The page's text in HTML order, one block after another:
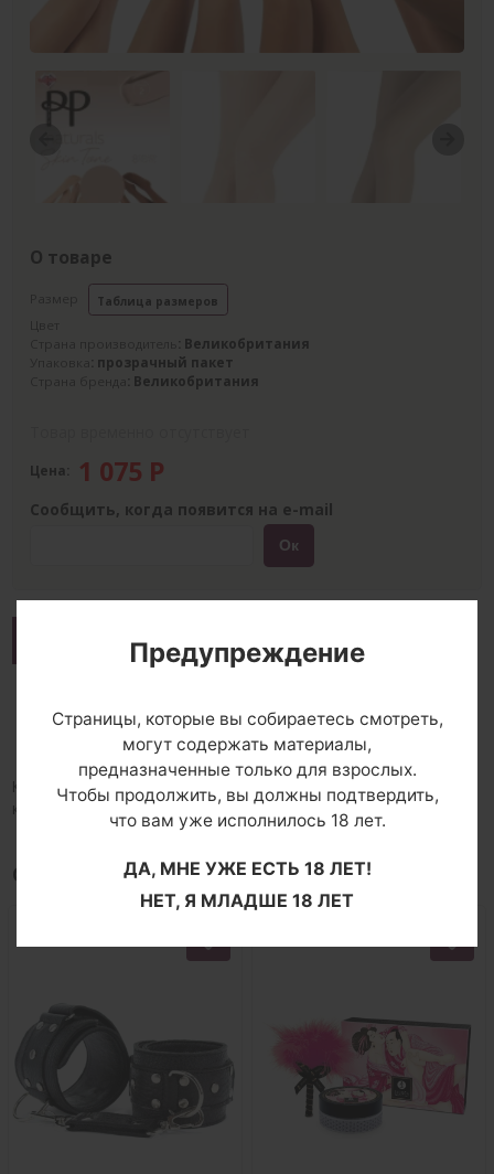
Previous Next
О товаре
Таблица размеров
: Великобритания
: прозрачный пакет
: Великобритания
Цена: 1 075 Р
Сообщить, когда появится на e-mail
Комментарии
Колготки, повторяющие тон кожи разных оттенков, очень
красивое плетение и шелковистость. Плотность - 8 ден.
С этим товаром покупают
Предупреждение
Страницы, которые вы собираетесь смотреть,
могут содержать материалы,
предназначенные только для взрослых.
Чтобы продолжить, вы должны подтвердить,
что вам уже исполнилось 18 лет.
ДА, МНЕ УЖЕ ЕСТЬ 18 ЛЕТ!
НЕТ, Я МЛАДШЕ 18 ЛЕТ